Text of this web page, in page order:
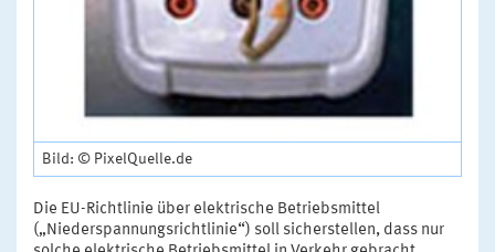
Bild: © PixelQuelle.de
Die EU-Richtlinie über elektrische Betriebsmittel
(„Niederspannungsrichtlinie“) soll sicherstellen, dass nur